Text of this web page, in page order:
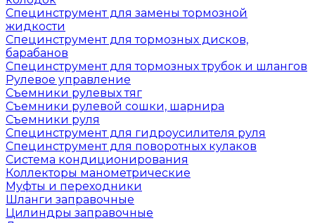
Специнструмент для замены тормозной
жидкости
Специнструмент для тормозных дисков,
барабанов
Специнструмент для тормозных трубок и шлангов
Рулевое управление
Съемники рулевых тяг
Съемники рулевой сошки, шарнира
Съемники руля
Специнструмент для гидроусилителя руля
Специнструмент для поворотных кулаков
Система кондиционирования
Коллекторы манометрические
Муфты и переходники
Шланги заправочные
Цилиндры заправочные